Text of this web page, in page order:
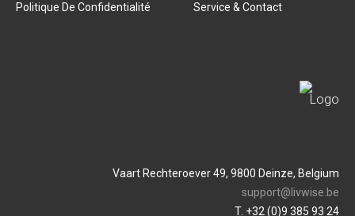
Politique De Confidentialité Service & Contact
Vaart Rechteroever 49, 9800 Deinze, Belgium
support@livwise.be
T. +32 (0)9 385 93 24